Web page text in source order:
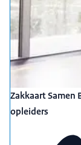
Zakkaart Samen
opleiders